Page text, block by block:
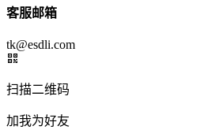
客服邮箱
tk@esdli.com
扫描二维码
加我为好友